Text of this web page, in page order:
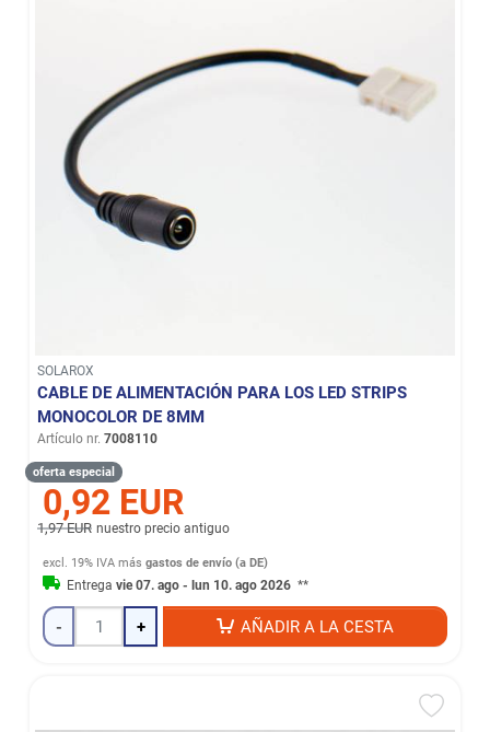
SOLAROX
CABLE DE ALIMENTACIÓN PARA LOS LED STRIPS
MONOCOLOR DE 8MM
Artículo nr. 7008110
oferta especial
0,92 EUR
1,97 EUR nuestro precio antiguo
excl. 19% IVA másgastos de envío (a DE)
Entregavie 07. ago - lun 10. ago 2026 **
- + AÑADIR A LA CESTA